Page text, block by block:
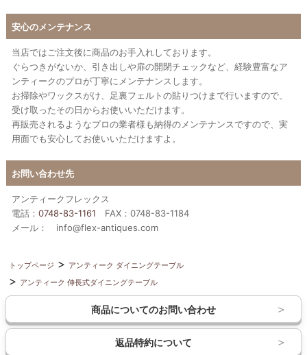
安心のメンテナンス
当店ではご注文後に商品のお手入れしております。
ぐらつきがないか、引き出しや扉の開閉チェックなど、経験豊富なア
ンティークのプロが丁寧にメンテナンスします。
お掃除やワックスがけ、足裏フェルトの貼りつけまで行いますので、
受け取ったその日からお使いいただけます。
再販売されるようなプロの業者様も納得のメンテナンスですので、実
用面でも安心してお使いいただけますよ。
お問い合わせ先
アンティークフレックス
電話： 0748-83-1161 FAX：0748-83-1184
メール： info@flex-antiques.com
トップページ
アンティーク ダイニングテーブル
アンティーク 伸長式ダイニングテーブル
商品についてのお問い合わせ
返品特約について